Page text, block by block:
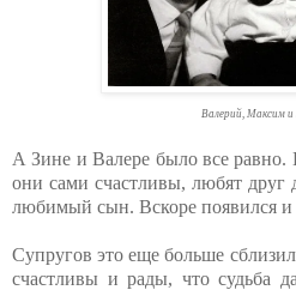
Валерий, Максим и
А Зине и Валере было все равно.
они сами счастливы, любят друг
любимый сын. Вскоре появился и
Супругов это еще больше
счастливы и рады, что судьба